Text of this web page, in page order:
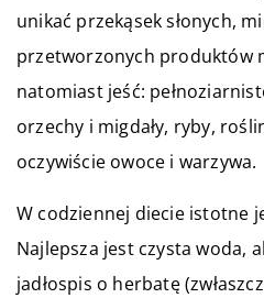
unikać przekąsek słonych,
przetworzonych produktów
natomiast jeść:
orzechy i migdały, ryby,
oczywiście owoce i warzywa.
W codziennej diecie istotne
Najlepsza jest czysta woda,
jadłospis o herbatę